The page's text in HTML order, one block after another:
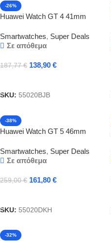
-26%
Huawei Watch GT 4 41mm
με 2 Χρόνια εγγύηση
Smartwatches, Super Deals
Σε απόθεμα
187,77€ 138,90 €
SKU: 55020BJB
-38%
Huawei Watch GT 5 46mm
2 Χρόνια εγγύηση
Smartwatches, Super Deals
Σε απόθεμα
259,00€ 161,80 €
SKU: 55020DKH
-32%